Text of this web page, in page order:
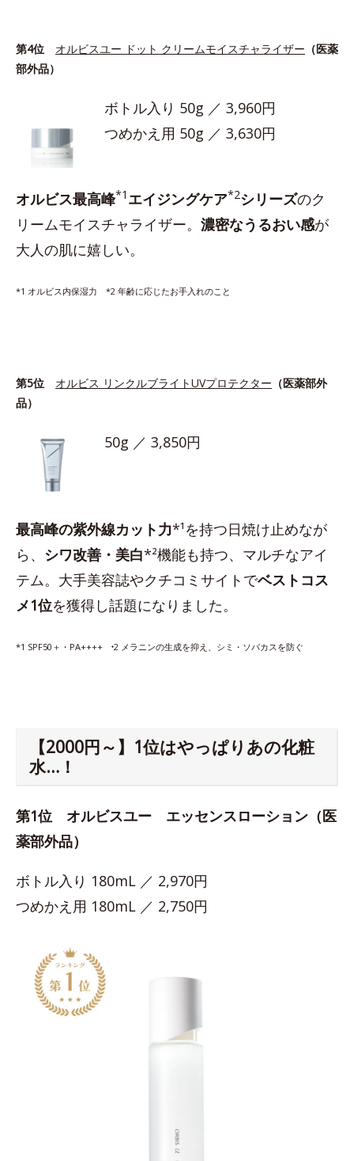
第4位 オルビスユー ドット クリームモイスチャライザー （医薬
部外品）
ボトル入り 50g ／ 3,960円
つめかえ用 50g ／ 3,630円
オルビス最高峰*1 エイジングケア*2シリーズのク
リームモイスチャライザー。 濃密なうるおい感が
大人の肌に嬉しい。
*1 オルビス内保湿力 *2 年齢に応じたお手入れのこと
第5位 オルビス リンクルブライトUVプロテクター （医薬部外
品）
50g ／ 3,850円
最高峰の紫外線カット力*¹を持つ日焼け止めなが
ら、 シワ改善・美白*²機能も持つ、マルチなアイ
テム。大手美容誌やクチコミサイトでベストコス
メ1位を獲得し話題になりました。
*1 SPF50＋・PA++++ ⁺2 メラニンの生成を抑え、シミ・ソバカスを防ぐ
【2000円～】1位はやっぱりあの化粧
水…！
第1位 オルビスユー エッセンスローション（医
薬部外品）
ボトル入り 180mL ／ 2,970円
つめかえ用 180mL ／ 2,750円